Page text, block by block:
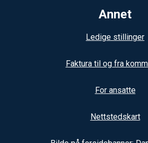
Annet
Ledige stillinger
Faktura til og fra
For ansatte
Nettstedskart